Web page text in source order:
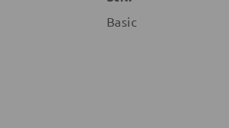
Basic